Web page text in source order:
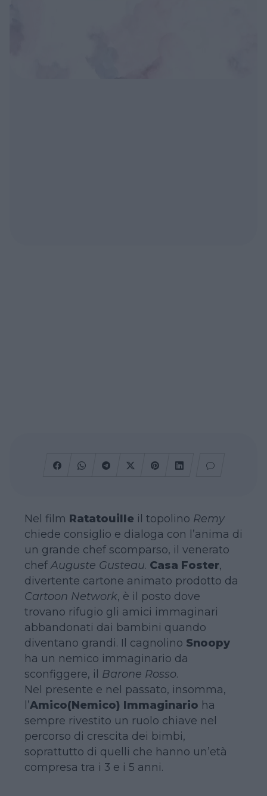
Nel film Ratatouille il topolino Remy
chiede consiglio e dialoga con l’anima di
un grande chef scomparso, il venerato
chef Auguste Gusteau. Casa Foster,
divertente cartone animato prodotto da
Cartoon Network, è il posto dove
trovano rifugio gli amici immaginari
abbandonati dai bambini quando
diventano grandi. Il cagnolino Snoopy
ha un nemico immaginario da
sconfiggere, il Barone Rosso.
Nel presente e nel passato, insomma,
l’Amico(Nemico) Immaginario ha
sempre rivestito un ruolo chiave nel
percorso di crescita dei bimbi,
soprattutto di quelli che hanno un’età
compresa tra i 3 e i 5 anni.